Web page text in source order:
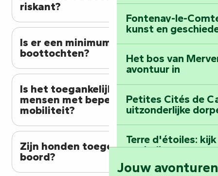
Fontenay-le-
kunst en
Het bos van
avontuur in
Petites Cités de
uitzonderlijke
Terre d'étoiles:
oneindige
Jouw avonturen
riskant?
Is er een minimumleeftijd voor
boottochten?
Is het toegankelijk voor
mensen met beperkte
mobiliteit?
Zijn honden toegestaan aan
boord?